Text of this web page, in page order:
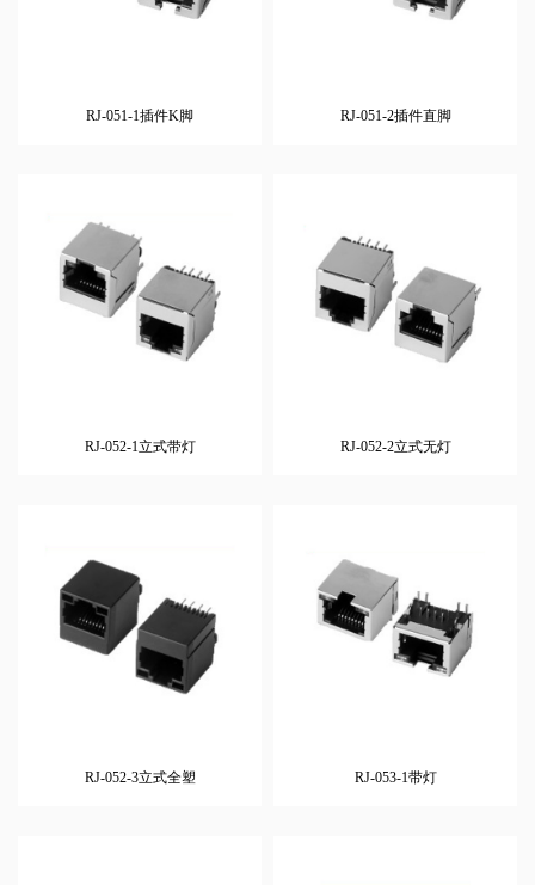
RJ-051-1插件K脚 RJ-051-2插件直脚
RJ-052-1立式带灯 RJ-052-2立式无灯
RJ-052-3立式全塑 RJ-053-1带灯